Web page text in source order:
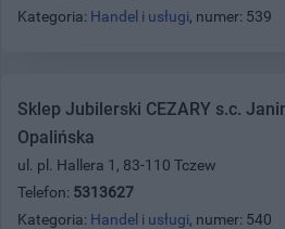
Kategoria: Handel i usługi, numer: 539
Sklep Jubilerski CEZARY s.c.
Opalińska
ul. pl. Hallera 1, 83-110 Tczew
Telefon: 5313627
Kategoria: Handel i usługi, numer: 540